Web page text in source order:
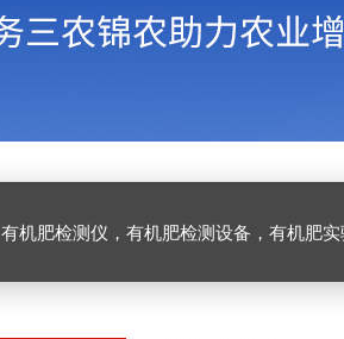
有机肥检测仪，有机肥检测设备，有机肥实验室设备，生物有